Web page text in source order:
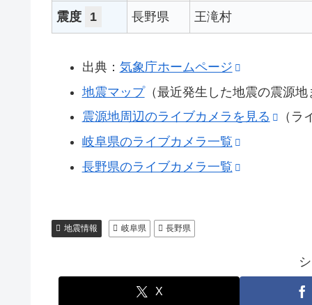
震度 1 長野県 王滝村
出典： 気象庁ホームページ
地震マップ（最近発生した地震の震源地
震源地周辺のライブカメラを見る
（ラ
岐阜県のライブカメラ一覧
長野県のライブカメラ一覧
地震情報 岐阜県 長野県
X